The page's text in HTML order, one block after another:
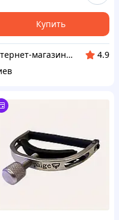
Купить
Інтернет-магазин NeonLemon
4.9